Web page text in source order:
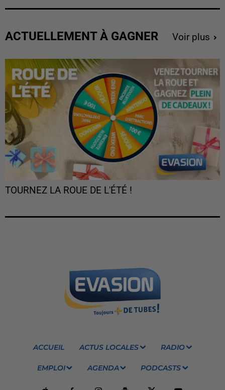
ACTUELLEMENT À GAGNER Voir plus
TOURNEZ LA ROUE DE L'ÉTÉ !
ACCUEIL ACTUS LOCALES RADIO
EMPLOI AGENDA PODCASTS